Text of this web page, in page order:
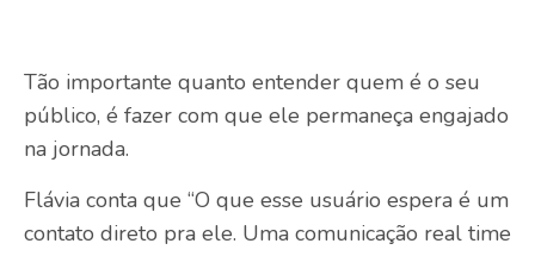
Tão importante quanto entender quem é o seu
público, é fazer com que ele permaneça engajado
na jornada.
Flávia conta que “O que esse usuário espera é um
contato direto pra ele. Uma comunicação real time